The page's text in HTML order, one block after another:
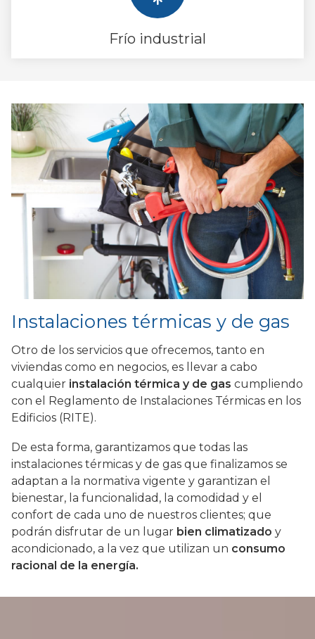
Frío industrial
Instalaciones térmicas y de gas
Otro de los servicios que ofrecemos, tanto en
viviendas como en negocios, es llevar a cabo
cualquier instalación térmica y de gas cumpliendo
con el Reglamento de Instalaciones Térmicas en los
Edificios (RITE).
De esta forma, garantizamos que todas las
instalaciones térmicas y de gas que finalizamos se
adaptan a la normativa vigente y garantizan el
bienestar, la funcionalidad, la comodidad y el
confort de cada uno de nuestros clientes; que
podrán disfrutar de un lugar bien climatizado y
acondicionado, a la vez que utilizan un consumo
racional de la energía.